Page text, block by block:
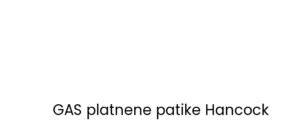
GAS platnene patike Hancock